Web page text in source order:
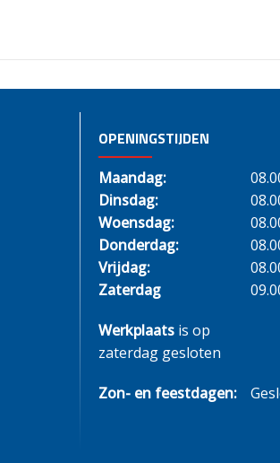
OPENINGSTIJDEN
Maandag:
Dinsdag:
Woensdag:
Donderdag:
Vrijdag:
Zaterdag
Werkplaats is op
zaterdag gesloten
Zon- en feestdagen: